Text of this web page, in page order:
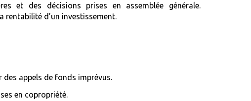
et des décisions prises en assemblée générale.
rentabilité d’un investissement.
appels de fonds imprévus.
en copropriété.